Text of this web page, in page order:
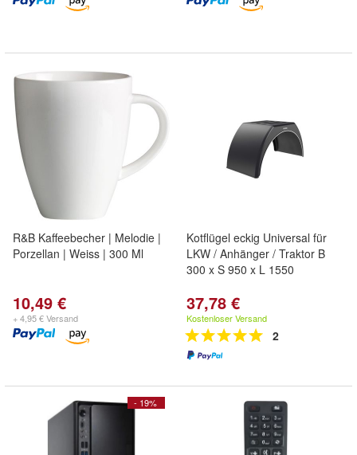
R&B Kaffeebecher | Melodie |
Porzellan | Weiss | 300 Ml
10,49 €
+ 4,95 € Versand
Kotflügel eckig Universal für
LKW / Anhänger / Traktor B
300 x S 950 x L 1550
37,78 €
Kostenloser Versand
2
- 19%